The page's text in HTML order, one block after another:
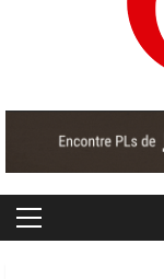
Primary